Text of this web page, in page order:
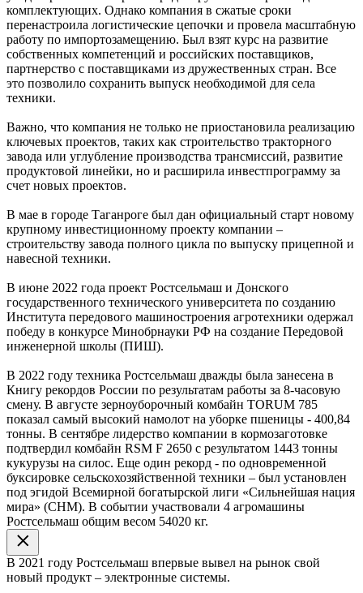
комплектующих. Однако компания в сжатые сроки
перенастроила логистические цепочки и провела масштабную
работу по импортозамещению. Был взят курс на развитие
собственных компетенций и российских поставщиков,
партнерство с поставщиками из дружественных стран. Все
это позволило сохранить выпуск необходимой для села
техники.
Важно, что компания не только не приостановила реализацию
ключевых проектов, таких как строительство тракторного
завода или углубление производства трансмиссий, развитие
продуктовой линейки, но и расширила инвестпрограмму за
счет новых проектов.
В мае в городе Таганроге был дан официальный старт новому
крупному инвестиционному проекту компании –
строительству завода полного цикла по выпуску прицепной и
навесной техники.
В июне 2022 года проект Ростсельмаш и Донского
государственного технического университета по созданию
Института передового машиностроения агротехники одержал
победу в конкурсе Минобрнауки РФ на создание Передовой
инженерной школы (ПИШ).
В 2022 году техника Ростсельмаш дважды была занесена в
Книгу рекордов России по результатам работы за 8-часовую
смену. В августе зерноуборочный комбайн TORUM 785
показал самый высокий намолот на уборке пшеницы - 400,84
тонны. В сентябре лидерство компании в кормозаготовке
подтвердил комбайн RSM F 2650 с результатом 1443 тонны
кукурузы на силос. Еще один рекорд - по одновременной
буксировке сельскохозяйственной техники – был установлен
под эгидой Всемирной богатырской лиги «Сильнейшая нация
мира» (СНМ). В событии участвовали 4 агромашины
Ростсельмаш общим весом 54020 кг.
В 2021 году Ростсельмаш впервые вывел на рынок свой
новый продукт – электронные системы.